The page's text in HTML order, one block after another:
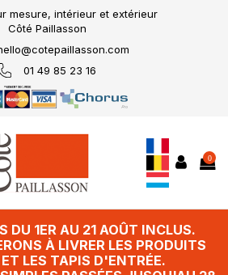
mesure, intérieur et extérieur
Côté Paillasson
01 49 85 23 16
0
DU 1ER AU 21 AOÛT INCLUS.
À LIVRER LES PRODUITS
LES TAPIS D'ENTRÉE.